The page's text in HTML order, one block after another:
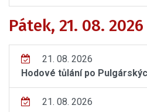
Pátek, 21. 08. 2026
21. 08. 2026
Hodové tůlání po
21. 08. 2026